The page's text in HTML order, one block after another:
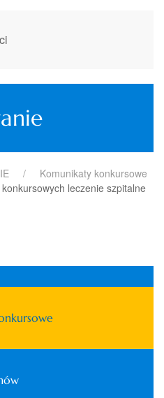
Komunikaty konkursowe
leczenie szpitalne